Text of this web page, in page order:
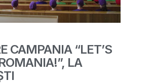
CAMPANIA “LET’S
LA